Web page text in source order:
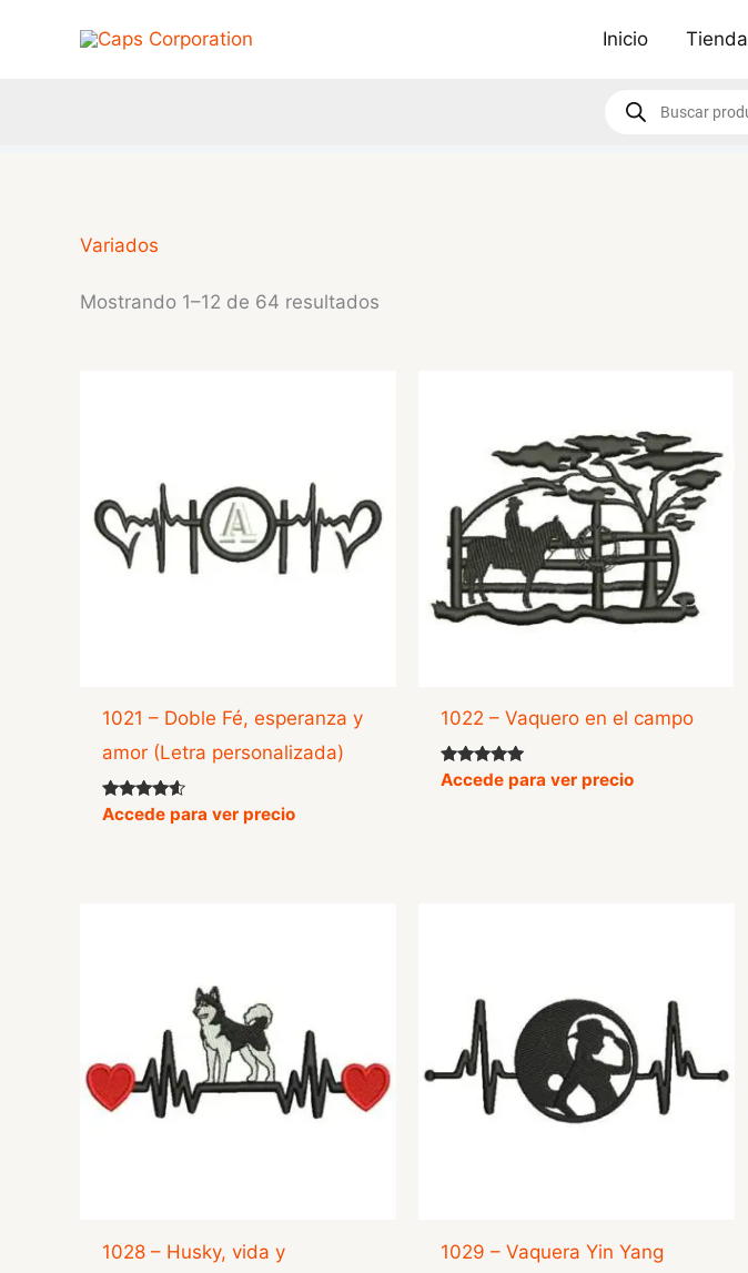
Inicio Tienda
Búsqueda
de
Variados
Mostrando 1–12 de 64 resultados
1021 – Doble Fé, esperanza y
amor (Letra personalizada)
Valorado
con
Accede para ver precio
1022 – Vaquero en el campo
Valorado
con
Accede para ver precio
1028 – Husky, vida y
1029 – Vaquera Yin Yang